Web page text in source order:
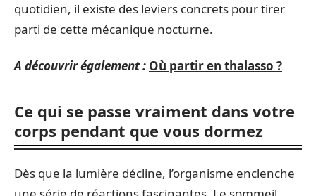
quotidien, il existe des leviers concrets pour tirer
parti de cette mécanique nocturne.
A découvrir également : Où partir en thalasso ?
Ce qui se passe vraiment dans votre
corps pendant que vous dormez
Dès que la lumière décline, l’organisme enclenche